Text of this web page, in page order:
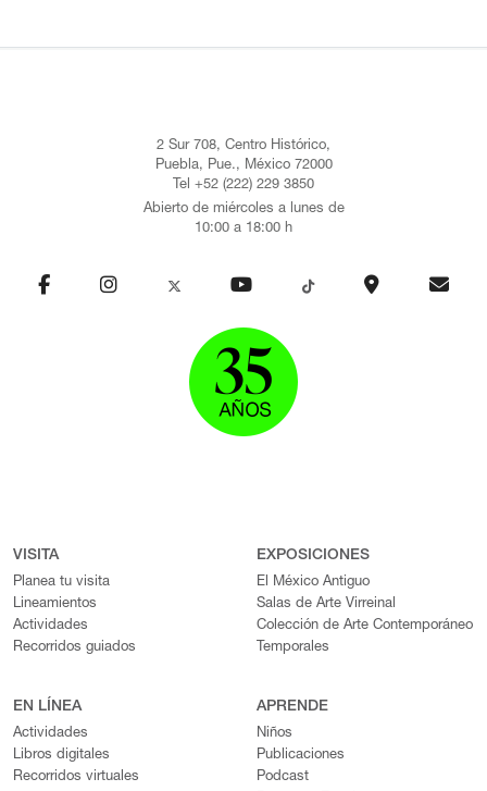
2 Sur 708, Centro Histórico,
Puebla, Pue., México 72000
Tel +52 (222) 229 3850
Abierto de miércoles a lunes de
10:00 a 18:00 h
VISITA
Planea tu visita
Lineamientos
Actividades
Recorridos guiados
EXPOSICIONES
El México Antiguo
Salas de Arte Virreinal
Colección de Arte Contemporáneo
Temporales
EN LÍNEA
Actividades
Libros digitales
Recorridos virtuales
APRENDE
Niños
Publicaciones
Podcast